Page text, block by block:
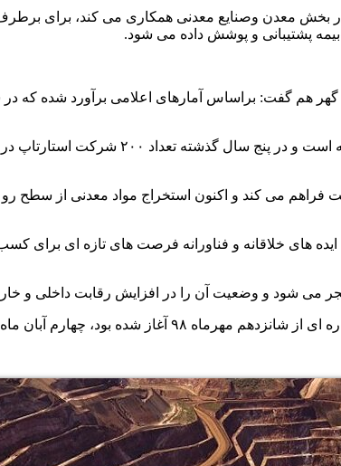
معدن وصنایع معدنی همکاری می کند، برای
پشتیبانی و پوشش داده می شود.
به اعتقاد وی، بخش معدن با چالش های
می کند و اکنون استخراج مواد معدنی از سطح رو به
های خلاقانه و فناورانه فرصت های تازه ای برای کسب
می شود و وضعیت آن را در افزایش رقابت داخلی و
آبان ماه جاری به کار خود پایان داد.